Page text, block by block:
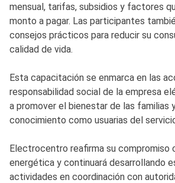
mensual, tarifas, subsidios y factores
monto a pagar. Las participantes
consejos prácticos para reducir su
calidad de vida.
Esta capacitación se enmarca en las
responsabilidad social de la empresa
a promover el bienestar de las familias
conocimiento como usuarias del
Electrocentro reafirma su compromiso
energética y continuará desarrollando
actividades en coordinación con